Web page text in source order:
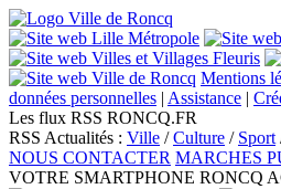
Mentions
données personnelles | Assistance |
Les flux RSS RONCQ.FR
RSS Actualités : Ville /Culture / Sport
NOUS CONTACTER MARCHES
VOTRE SMARTPHONE RONCQ